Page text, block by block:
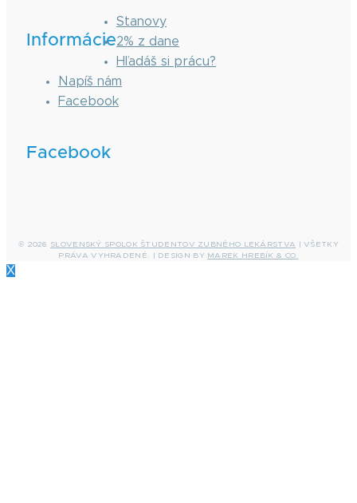
Informácie
Stanovy
2% z dane
Hľadáš si prácu?
Napíš nám
Facebook
Facebook
© 2026 SLOVENSKÝ SPOLOK ŠTUDENTOV ZUBNÉHO LEKÁRSTVA | VŠETKY
PRÁVA VYHRADENÉ. | DESIGN BY MAREK HREBÍK & CO.
X